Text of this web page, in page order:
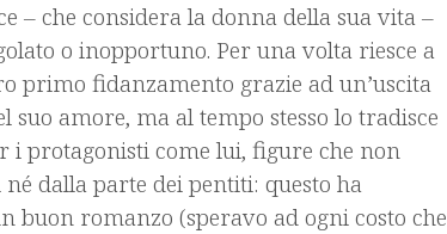
– che considera la donna della sua vita –
o inopportuno. Per una volta riesce a
primo fidanzamento grazie ad un’uscita
suo amore, ma al tempo stesso lo tradisce
i protagonisti come lui, figure che non
dalla parte dei pentiti: questo ha
romanzo (speravo ad ogni costo che